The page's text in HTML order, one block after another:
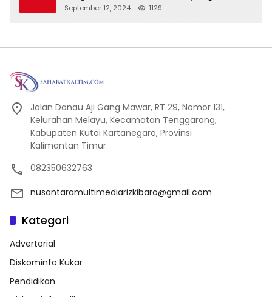
September 12, 2024 1129
Jalan Danau Aji Gang Mawar, RT 29, Nomor 131,
Kelurahan Melayu, Kecamatan Tenggarong,
Kabupaten Kutai Kartanegara, Provinsi
Kalimantan Timur
082350632763
nusantaramultimediarizkibaro@gmail.com
Kategori
Advertorial
Diskominfo Kukar
Pendidikan